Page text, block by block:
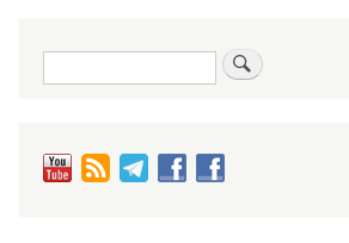
Paieška